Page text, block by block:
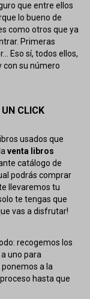
que entre ellos
lo bueno de
como otros que ya
Primeras
Eso sí, todos ellos,
con su número
CLICK
usados que
venta libros
catálogo de
podrás comprar
llevaremos tu
te tengas que
vas a disfrutar!
recogemos los
uno para
a la
hasta que